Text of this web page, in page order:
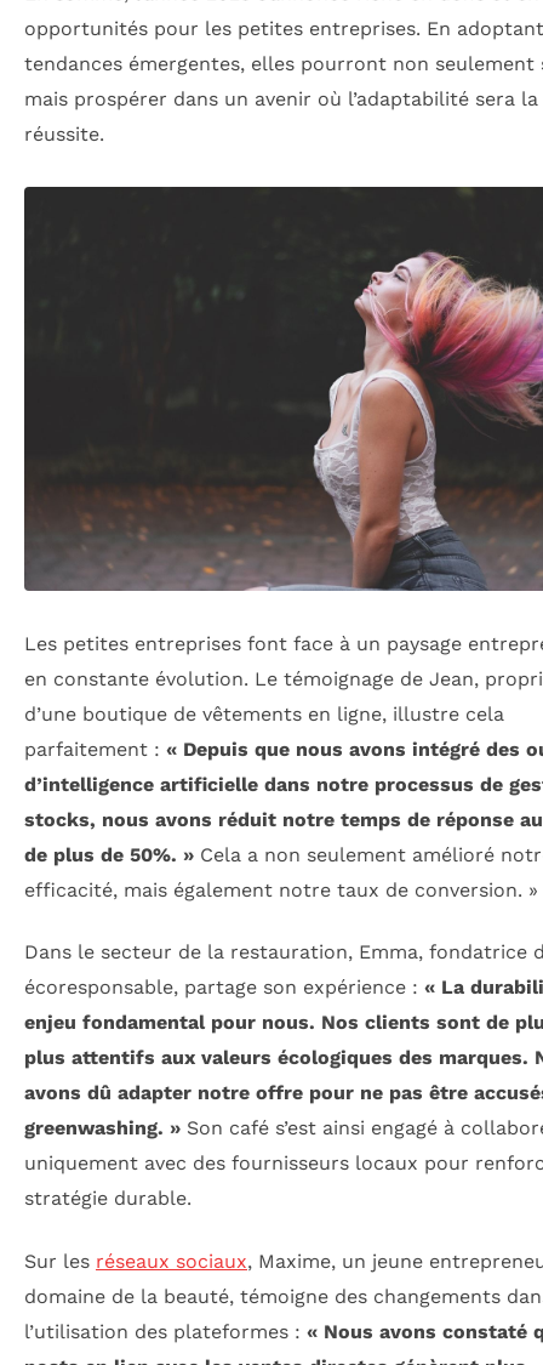
opportunités pour les petites entreprises. En
tendances émergentes, elles pourront non seulement
mais prospérer dans un avenir où l’adaptabilité sera
réussite.
Les petites entreprises font face à un paysage
en constante évolution. Le témoignage de Jean,
d’une boutique de vêtements en ligne, illustre cela
parfaitement : « Depuis que nous avons intégré des
d’intelligence artificielle dans notre processus de
stocks, nous avons réduit notre temps de réponse
de plus de 50%. » Cela a non seulement amélioré
efficacité, mais également notre taux de conversion. »
Dans le secteur de la restauration, Emma, fondatrice
écoresponsable, partage son expérience : « La
enjeu fondamental pour nous. Nos clients sont de
plus attentifs aux valeurs écologiques des marques.
avons dû adapter notre offre pour ne pas être
greenwashing. » Son café s’est ainsi engagé à
uniquement avec des fournisseurs locaux pour
stratégie durable.
Sur les réseaux sociaux, Maxime, un jeune
domaine de la beauté, témoigne des changements
l’utilisation des plateformes : « Nous avons constaté